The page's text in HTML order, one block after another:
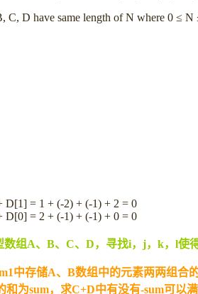
C, D have same length of N where 0 ≤
D[1] = 1 + (-2) + (-1) + 2 = 0
D[0] = 2 + (-1) + (-1) + 0 = 0
数组A、B、C、D，寻找i，j，k，l
中存储A、B数组中的元素两两组
为sum，求C+D中有没有-sum可以